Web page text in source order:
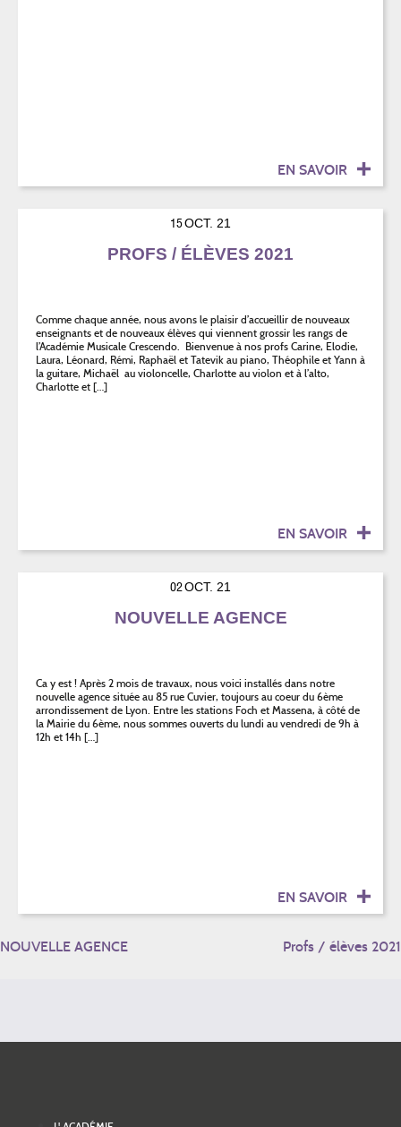
EN SAVOIR
15OCT. 21
PROFS / ÉLÈVES 2021
Comme chaque année, nous avons le plaisir d’accueillir de nouveaux
enseignants et de nouveaux élèves qui viennent grossir les rangs de
l’Académie Musicale Crescendo. Bienvenue à nos profs Carine, Elodie,
Laura, Léonard, Rémi, Raphaël et Tatevik au piano, Théophile et Yann à
la guitare, Michaël au violoncelle, Charlotte au violon et à l’alto,
Charlotte et […]
EN SAVOIR
02OCT. 21
NOUVELLE AGENCE
Ca y est ! Après 2 mois de travaux, nous voici installés dans notre
nouvelle agence située au 85 rue Cuvier, toujours au coeur du 6ème
arrondissement de Lyon. Entre les stations Foch et Massena, à côté de
la Mairie du 6ème, nous sommes ouverts du lundi au vendredi de 9h à
12h et 14h […]
EN SAVOIR
NAVIGATION
NOUVELLE AGENCE Profs / élèves 2021